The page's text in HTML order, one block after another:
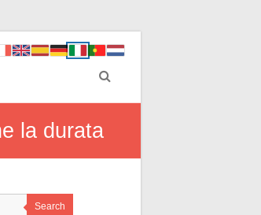
la durata
Search